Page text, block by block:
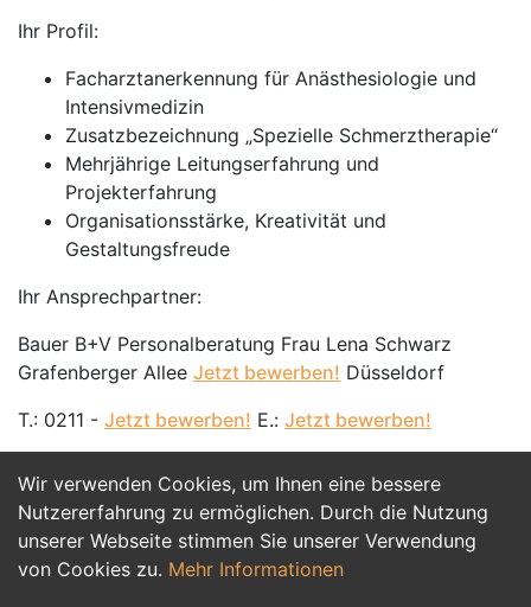
Wir verwenden Cookies, um Ihnen eine bessere
Nutzererfahrung zu ermöglichen. Durch die Nutzung
unserer Webseite stimmen Sie unserer Verwendung
von Cookies zu. Mehr Informationen
Ihr Profil:
Facharztanerkennung für Anästhesiologie und
Intensivmedizin
Zusatzbezeichnung „Spezielle Schmerztherapie“
Mehrjährige Leitungserfahrung und
Projekterfahrung
Organisationsstärke, Kreativität und
Gestaltungsfreude
Ihr Ansprechpartner:
Bauer B+V Personalberatung Frau Lena Schwarz
Grafenberger Allee Jetzt bewerben! Düsseldorf
T.: 0211 - Jetzt bewerben! E.: Jetzt bewerben!
Jetzt Bewerben